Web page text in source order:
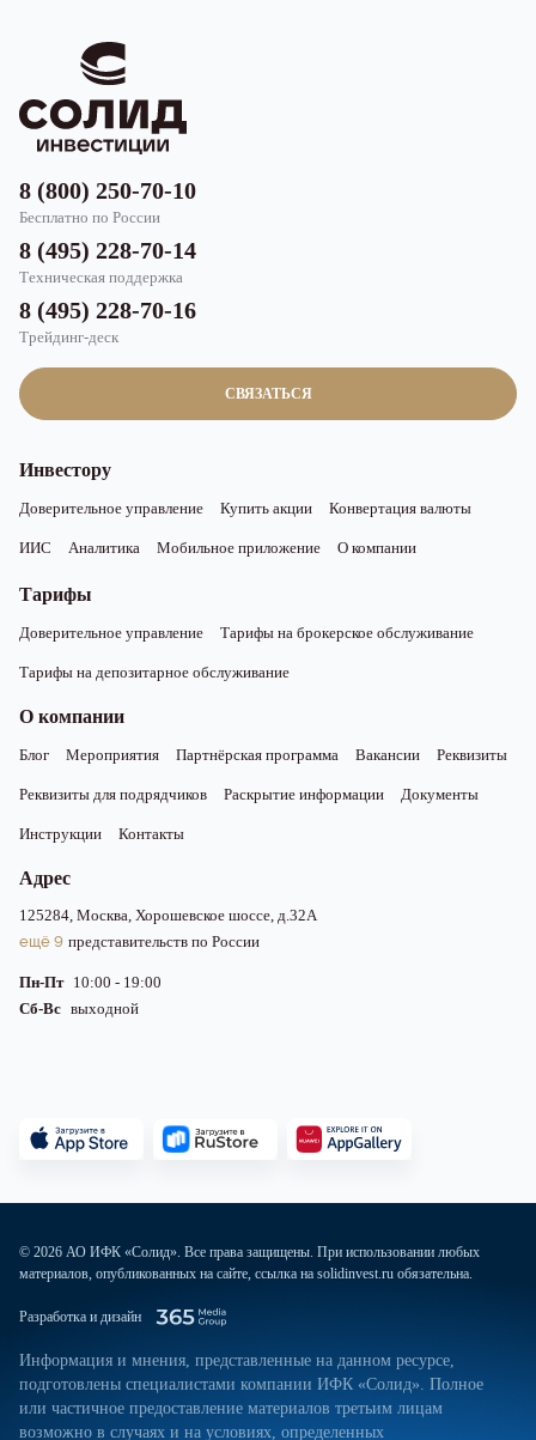
СВЯЗАТЬСЯ
8 (800) 250-70-10
Бесплатно по России
8 (495) 228-70-14
Техническая поддержка
8 (495) 228-70-16
Трейдинг-деск
Инвестору
Доверительное управление Купить акции Конвертация валюты
ИИС Аналитика Мобильное приложение О компании
Тарифы
Доверительное управление Тарифы на брокерское обслуживание
Тарифы на депозитарное обслуживание
О компании
Блог Мероприятия Партнёрская программа Вакансии Реквизиты
Реквизиты для подрядчиков Раскрытие информации Документы
Инструкции Контакты
Адрес
125284, Москва, Хорошевское шоссе, д.32А
ещё 9 представительств по России
Пн-Пт 10:00 - 19:00
Сб-Вс выходной
© 2026 АО ИФК «Солид». Все права защищены. При использовании любых
материалов, опубликованных на сайте, ссылка на solidinvest.ru обязательна.
Разработка и дизайн
Информация и мнения, представленные на данном ресурсе,
подготовлены специалистами компании ИФК «Солид». Полное
или частичное предоставление материалов третьим лицам
возможно в случаях и на условиях, определенных